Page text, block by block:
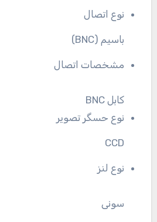
نوع اتصال
باسیم (BNC)
مشخصات اتصال
کابل BNC
نوع حسگر تصویر
CCD
نوع لنز
سونی